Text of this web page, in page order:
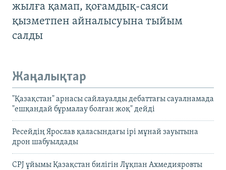
жылға қамап, қоғамдық-саяси
қызметпен айналысуына тыйым
салды
Жаңалықтар
"Қазақстан" арнасы сайлауалды дебаттағы сауалнамада
"ешқандай бұрмалау болған жоқ" дейді
Ресейдің Ярослав қаласындағы ірі мұнай зауытына
дрон шабуылдады
CPJ ұйымы Қазақстан билігін Лұқпан Ахмедияровты